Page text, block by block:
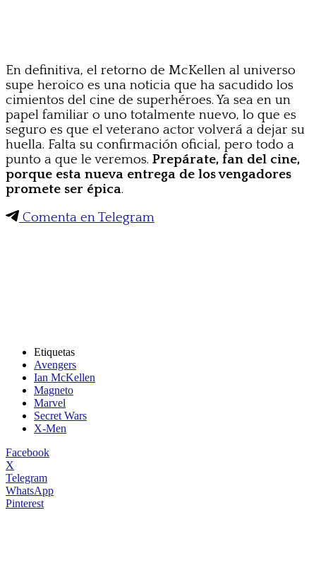
En definitiva, el retorno de McKellen al universo
supe heroico es una noticia que ha sacudido los
cimientos del cine de superhéroes. Ya sea en un
papel familiar o uno totalmente nuevo, lo que es
seguro es que el veterano actor volverá a dejar su
huella. Falta su confirmación oficial, pero todo a
punto a que le veremos. Prepárate, fan del cine,
porque esta nueva entrega de los vengadores
promete ser épica.
Comenta en Telegram
Etiquetas
Avengers
Ian McKellen
Magneto
Marvel
Secret Wars
X-Men
Facebook
X
Telegram
WhatsApp
Pinterest